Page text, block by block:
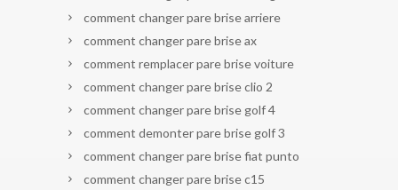
comment changer pare brise arriere
comment changer pare brise ax
comment remplacer pare brise voiture
comment changer pare brise clio 2
comment changer pare brise golf 4
comment demonter pare brise golf 3
comment changer pare brise fiat punto
comment changer pare brise c15